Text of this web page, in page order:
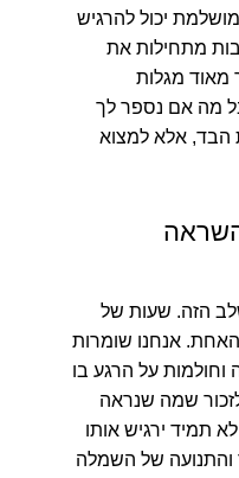
יכול להרגיש
מתחילות את
מאוד מגלות
מה אם נספר לך
הבד, אלא למצוא
הזה. שעות של
אנחנו שומרות
וחולמות על הרגע בו
שמה שנראה
תמיד ירגיש אותו
והתנועה של השמלה